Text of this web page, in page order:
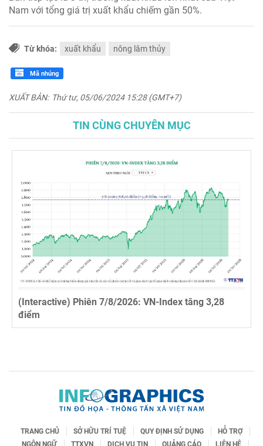
Nam với tổng giá trị xuất khẩu chiếm gần 50%.
Từ khóa: xuất khẩu nông lâm thủy
Mã nhúng
XUẤT BẢN: Thứ tư, 05/06/2024 15:28 (GMT+7)
TIN CÙNG CHUYÊN MỤC
(Interactive) Phiên 7/8/2026: VN-Index tăng 3,28
điểm
TRANG CHỦ SỞ HỮU TRÍ TUỆ QUY ĐỊNH SỬ DỤNG
HỖ TRỢ